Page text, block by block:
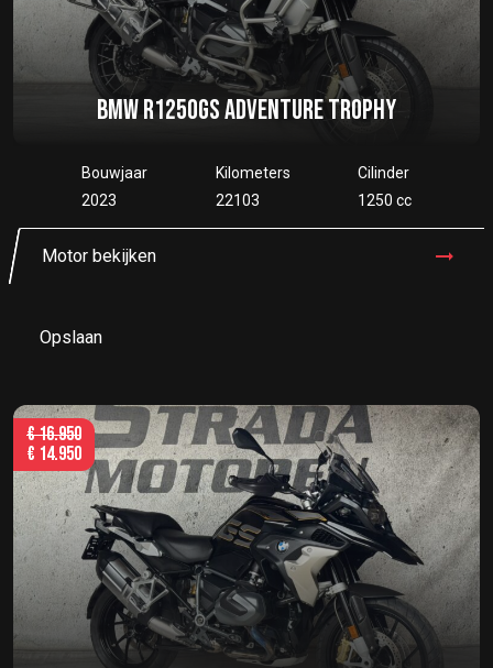
BMW R1250GS ADVENTURE TROPHY
Bouwjaar
2023
Kilometers
22103
Cilinder
1250 cc
Motor bekijken
Opslaan
€16.950
€ 14.950